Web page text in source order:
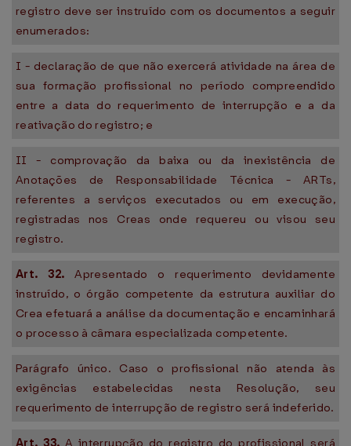
registro deve ser instruído com os documentos a seguir
enumerados:
I - declaração de que não exercerá atividade na área de
sua formação profissional no período compreendido
entre a data do requerimento de interrupção e a da
reativação do registro; e
II - comprovação da baixa ou da inexistência de
Anotações de Responsabilidade Técnica - ARTs,
referentes a serviços executados ou em execução,
registradas nos Creas onde requereu ou visou seu
registro.
Art. 32.Apresentado o requerimento devidamente
instruído, o órgão competente da estrutura auxiliar do
Crea efetuará a análise da documentação e encaminhará
o processo à câmara especializada competente.
Parágrafo único. Caso o profissional não atenda às
exigências estabelecidas nesta Resolução, seu
requerimento de interrupção de registro será indeferido.
Art. 33. A interrupção do registro do profissional será